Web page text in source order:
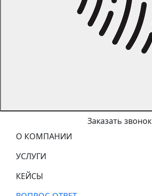
Заказать звонок
О КОМПАНИИ
УСЛУГИ
КЕЙСЫ